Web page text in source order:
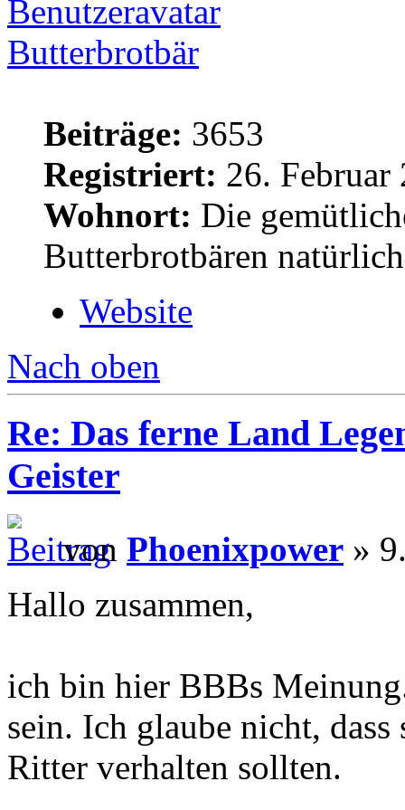
Butterbrotbär
Beiträge: 3653
Registriert: 26. Februar
Wohnort: Die
Butterbrotbären
Website
Nach oben
Re: Das ferne Land
Geister
von Phoenixpower »
Hallo zusammen,
ich bin hier BBBs
sein. Ich glaube nicht,
Ritter verhalten sollten.